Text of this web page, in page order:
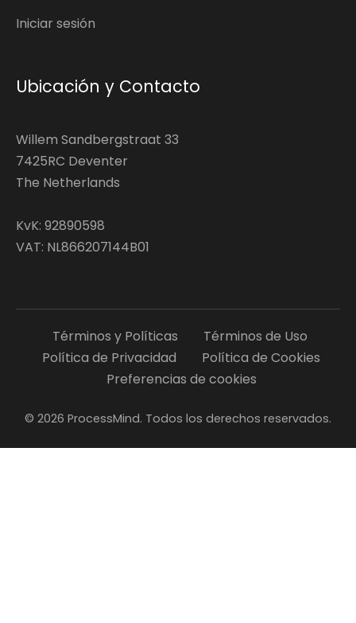
Iniciar sesión
Ubicación y Contacto
Willem Sandbergstraat 33
7425RC Deventer
The Netherlands
KvK: 92890598
VAT: NL866207144B01
Términos y Políticas
Términos de Uso
Política de Privacidad
Política de Cookies
Preferencias de cookies
© 2026 ProcessMind. Todos los derechos reservados.